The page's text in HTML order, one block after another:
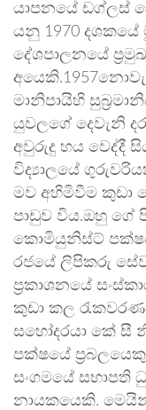
යාපනයේ ඩග්ලස්
යනු 1970
දේශපාලනයේ
මානිපායිහි
යුවලගේ දෙවැනි
අවුරුදු හය වෙද්දී
විද්‍යාලයේ
මව අහිමිවීම කුඩා
පාඩුව විය.ඔහු ගේ
කොමියුනිස්ට්
රජයේ ලිපිකරු
ප්‍රකාශනයේ
කුඩා කල
සහෝදරයා කේ සී
පක්ෂයේ
සංගමයේ සභාපති
නායකයෙකි.